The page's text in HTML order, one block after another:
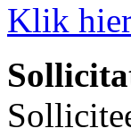
Klik